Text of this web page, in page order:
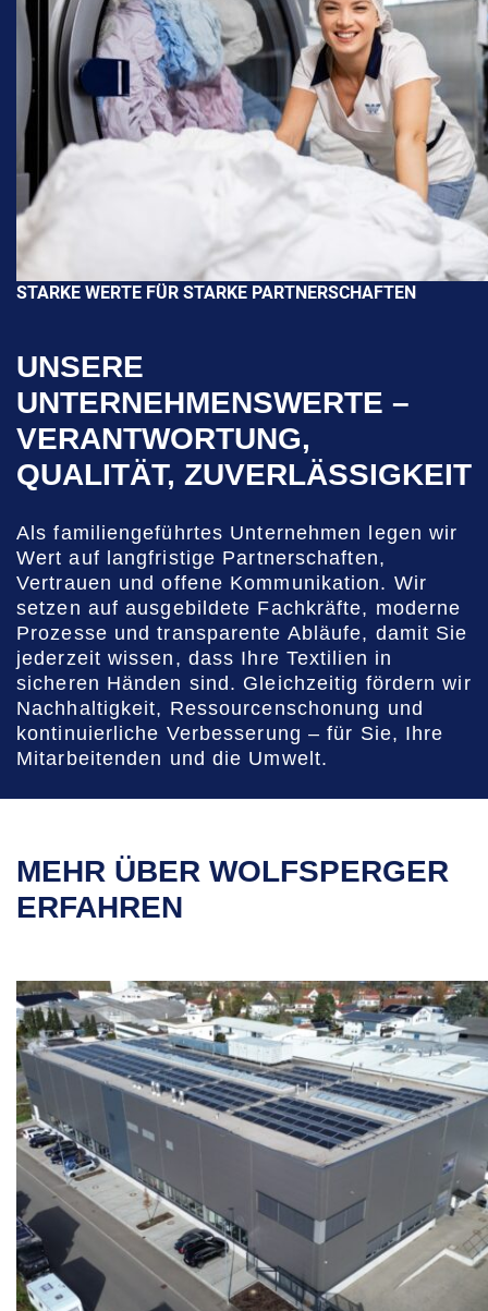
STARKE WERTE FÜR STARKE PARTNERSCHAFTEN
UNSERE
UNTERNEHMENSWERTE –
VERANTWORTUNG,
QUALITÄT, ZUVERLÄSSIGKEIT
Als familiengeführtes Unternehmen legen wir
Wert auf langfristige Partnerschaften,
Vertrauen und offene Kommunikation. Wir
setzen auf ausgebildete Fachkräfte, moderne
Prozesse und transparente Abläufe, damit Sie
jederzeit wissen, dass Ihre Textilien in
sicheren Händen sind. Gleichzeitig fördern wir
Nachhaltigkeit, Ressourcenschonung und
kontinuierliche Verbesserung – für Sie, Ihre
Mitarbeitenden und die Umwelt.
MEHR ÜBER WOLFSPERGER
ERFAHREN